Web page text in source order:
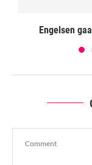
Engelsen